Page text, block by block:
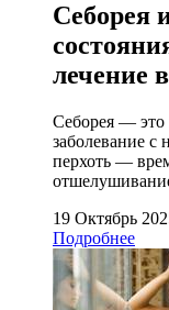
Себорея
лечение
Себорея — это
заболевание с
перхоть —
19 Октябрь
Подробнее